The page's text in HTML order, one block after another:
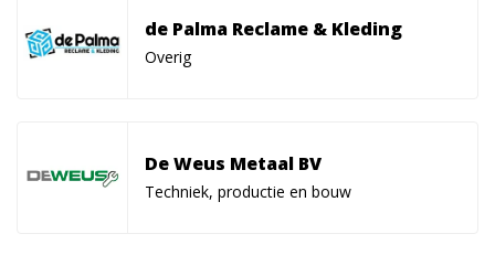
de Palma Reclame & Kleding
Overig
De Weus Metaal BV
Techniek, productie en bouw